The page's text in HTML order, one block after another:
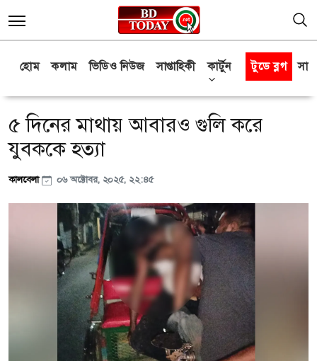
হোম কলাম ভিডিও নিউজ সাপ্তাহিকী কার্টুন টুডে ব্লগ
৫ দিনের মাথায় আবারও গুলি করে
যুবককে হত্যা
কালবেলা ০৬ অক্টোবর, ২০২৫, ২২:৪৫